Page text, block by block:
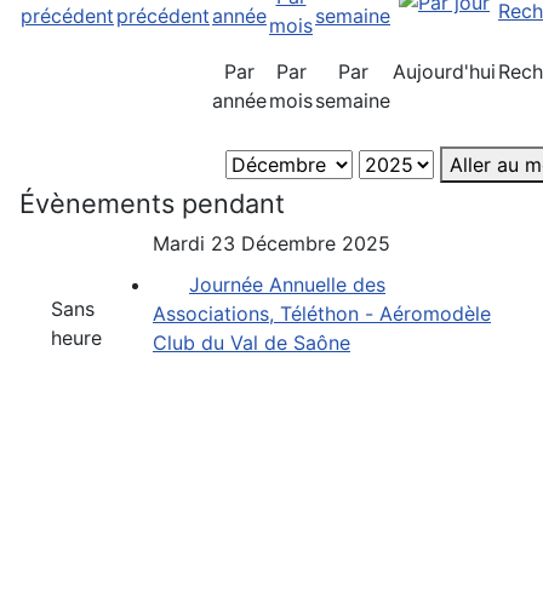
Par
année
Par
mois
Par
semaine
Aujourd'hui
Aller au
Évènements pendant
Mardi 23 Décembre 2025
Sans
heure
Journée Annuelle des
Associations, Téléthon - Aéromodèle
Club du Val de Saône